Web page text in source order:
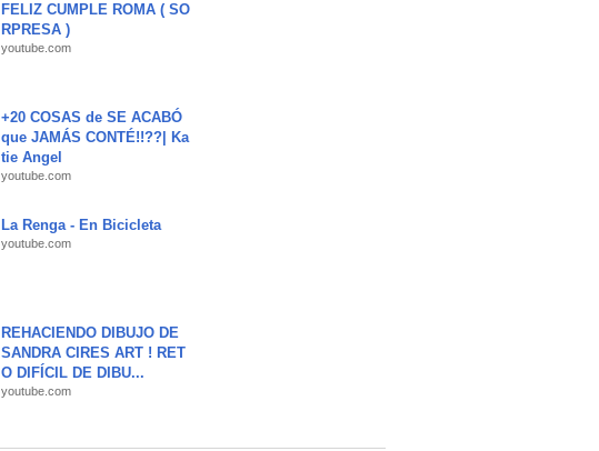
FELIZ CUMPLE ROMA ( SO
RPRESA )
youtube.com
+20 COSAS de SE ACABÓ
que JAMÁS CONTÉ!!??| Ka
tie Angel
youtube.com
La Renga - En Bicicleta
youtube.com
REHACIENDO DIBUJO DE
SANDRA CIRES ART ! RET
O DIFÍCIL DE DIBU...
youtube.com